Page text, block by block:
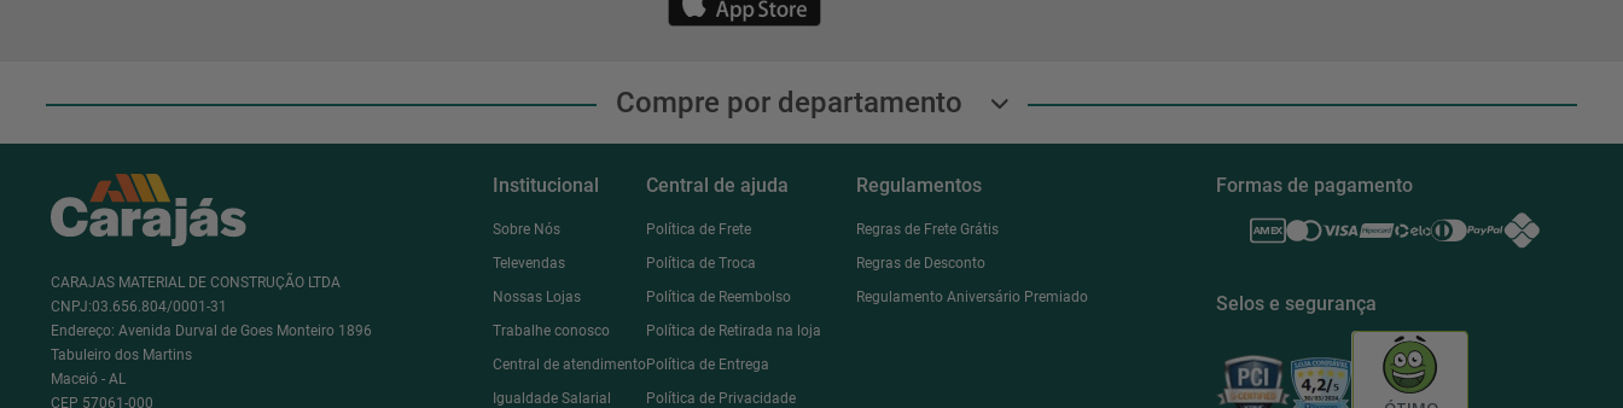
Compre por departamento
CARAJAS MATERIAL DE CONSTRUÇÃO LTDA
CNPJ:03.656.804/0001-31
Endereço: Avenida Durval de Goes Monteiro 1896
Tabuleiro dos Martins
Maceió - AL
CEP 57061-000
Institucional
Sobre Nós
Televendas
Nossas Lojas
Trabalhe conosco
Central de atendimento
Igualdade Salarial
Central de ajuda
Política de Frete
Política de Troca
Política de Reembolso
Política de Retirada na loja
Política de Entrega
Política de Privacidade
Regulamentos
Regras de Frete Grátis
Regras de Desconto
Regulamento Aniversário Premiado
Formas de pagamento
Selos e segurança